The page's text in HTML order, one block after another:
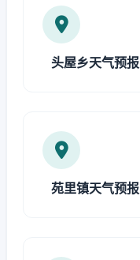
头屋乡天气预报
苑里镇天气预报